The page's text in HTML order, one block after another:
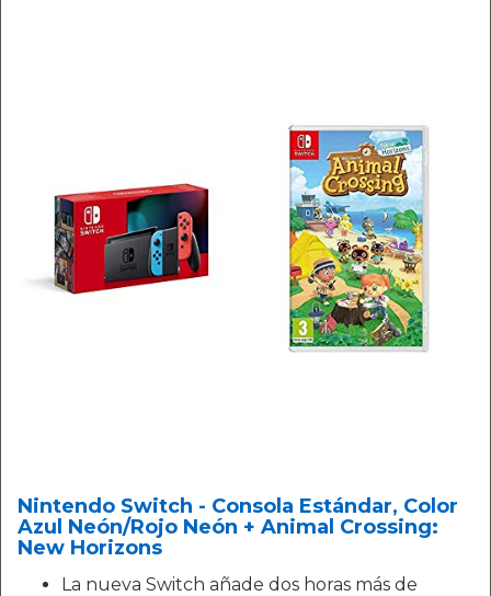
Nintendo Switch - Consola Estándar, Color
Azul Neón/Rojo Neón + Animal Crossing:
New Horizons
La nueva Switch añade dos horas más de